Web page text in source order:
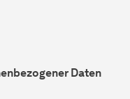
Daten